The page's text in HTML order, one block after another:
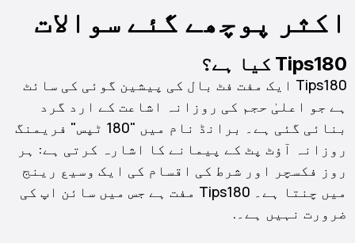
اکثر پوچھے گئے سوالات
Tips180 کیا ہے؟
Tips180 ایک مفت فٹ بال کی پیشین گوئی کی سائٹ
ہے جو اعلیٰ حجم کی روزانہ اشاعت کے ارد گرد
بنائی گئی ہے۔ برانڈ نام میں "180 ٹپس" فریمنگ
روزانہ آؤٹ پٹ کے پیمانے کا اشارہ کرتی ہے: ہر
روز فکسچر اور شرط کی اقسام کی ایک وسیع رینج
میں چنتا ہے۔ Tips180 مفت ہے جس میں سائن اپ کی
ضرورت نہیں ہے۔.